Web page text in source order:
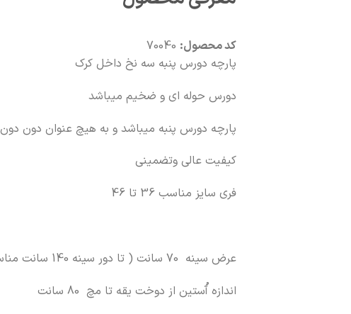
کد محصول: 70040
پارچه دورس پنبه سه نخ داخل کرک
دورس حوله ای و ضخیم میباشد
پارچه دورس پنبه میباشد و به هیچ عنوان دون
کیفیت عالی وتضمینی
فری سایز مناسب 36 تا 46
عرض سینه 70 سانت ( تا دور سینه 140 سانت مناسب میباشد)
اندازه آُستین از دوخت یقه تا مچ 80 سانت